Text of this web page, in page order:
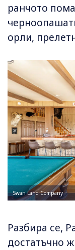
ранчото
орли,
Swan Land Company
Разбира се,
достатъчно